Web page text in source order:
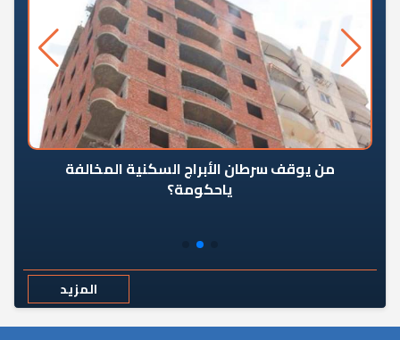
من يوقف سرطان الأبراج السكنية المخالفة
ياحكومة؟
المزيد